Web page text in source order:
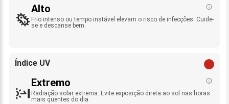
Alto
Frio intenso ou tempo instável elevam o risco de infecções. Cuide-
se e descanse bem.
Índice UV
Extremo
Radiação solar extrema. Evite exposição direta ao sol nas horas
mais quentes do dia.